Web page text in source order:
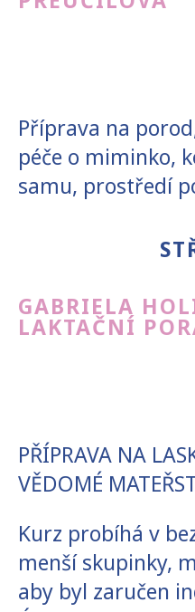
Příprava na
péče o miminko,
samu, prostředí
GABRIELA
LAKTAČNÍ
PŘÍPRAVA NA
VĚDOMÉ
Kurz probíhá v
menší skupinky,
aby byl zaručen